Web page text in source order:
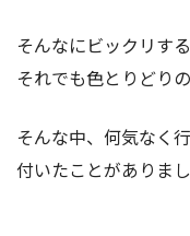
そんなにビックリす
それでも色とりどり
そんな中、何気なく
付いたことがありまし